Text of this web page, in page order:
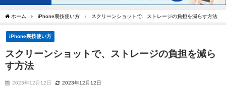
ホーム iPhone裏技使い方 スクリーンショットで、ストレージの負担を減らす方法
iPhone裏技使い方
スクリーンショットで、ストレージの負担を減ら
す方法
2023年12月12日 2023年12月12日